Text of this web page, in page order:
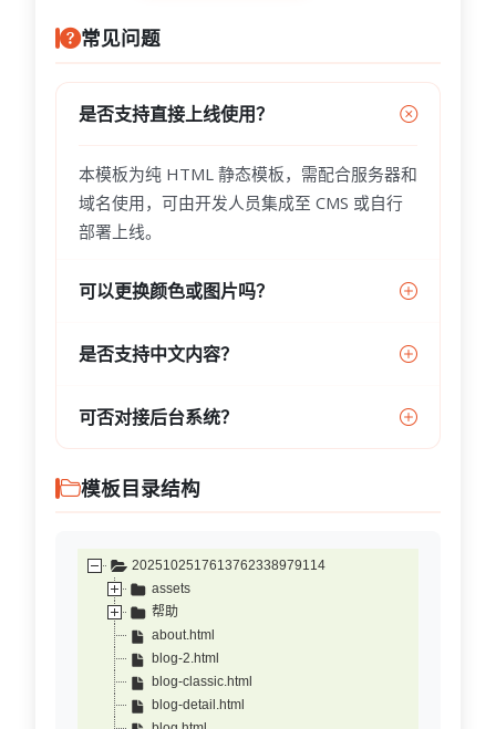
常见问题
是否支持直接上线使用？
本模板为纯 HTML 静态模板，需配合服务器和
域名使用，可由开发人员集成至 CMS 或自行
部署上线。
可以更换颜色或图片吗？
是否支持中文内容？
可否对接后台系统？
模板目录结构
2025102517613762338979114
assets
帮助
about.html
blog-2.html
blog-classic.html
blog-detail.html